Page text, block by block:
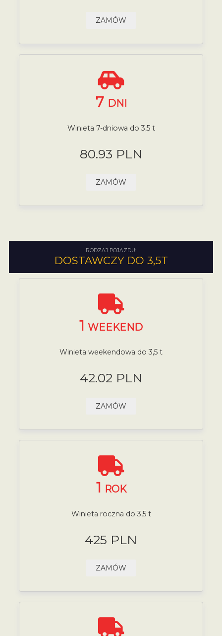
ZAMÓW
7 DNI
Winieta 7-dniowa do 3,5 t
80.93 PLN
ZAMÓW
RODZAJ POJAZDU:
DOSTAWCZY DO 3,5T
1 WEEKEND
Winieta weekendowa do 3,5 t
42.02 PLN
ZAMÓW
1 ROK
Winieta roczna do 3,5 t
425 PLN
ZAMÓW